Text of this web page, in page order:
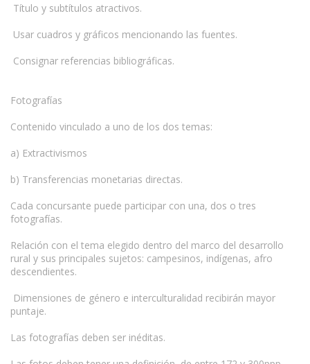
Título y subtítulos atractivos.
Usar cuadros y gráficos mencionando las fuentes.
Consignar referencias bibliográficas.
Fotografías
Contenido vinculado a uno de los dos temas:
a) Extractivismos
b) Transferencias monetarias directas.
Cada concursante puede participar con una, dos o tres
fotografías.
Relación con el tema elegido dentro del marco del desarrollo
rural y sus principales sujetos: campesinos, indígenas, afro
descendientes.
Dimensiones de género e interculturalidad recibirán mayor
puntaje.
Las fotografías deben ser inéditas.